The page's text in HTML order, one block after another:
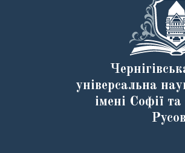
універсальна
імені Софії